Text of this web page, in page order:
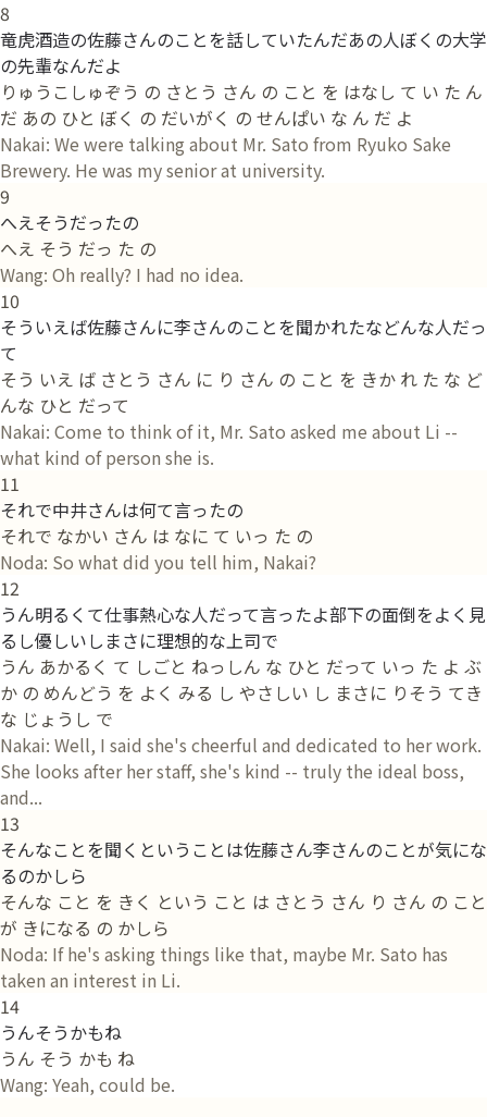
8
竜虎酒造の佐藤さんのことを話していたんだあの人ぼくの大学
の先輩なんだよ
りゅうこしゅぞう の さとう さん の こと を はなし て い た ん
だ あの ひと ぼく の だいがく の せんぱい な ん だ よ
Nakai: We were talking about Mr. Sato from Ryuko Sake
Brewery. He was my senior at university.
9
へえそうだったの
へえ そう だっ た の
Wang: Oh really? I had no idea.
10
そういえば佐藤さんに李さんのことを聞かれたなどんな人だっ
て
そう いえ ば さとう さん に り さん の こと を きか れ た な ど
んな ひと だって
Nakai: Come to think of it, Mr. Sato asked me about Li --
what kind of person she is.
11
それで中井さんは何て言ったの
それで なかい さん は なに て いっ た の
Noda: So what did you tell him, Nakai?
12
うん明るくて仕事熱心な人だって言ったよ部下の面倒をよく見
るし優しいしまさに理想的な上司で
うん あかるく て しごと ねっしん な ひと だって いっ た よ ぶ
か の めんどう を よく みる し やさしい し まさに りそう てき
な じょうし で
Nakai: Well, I said she's cheerful and dedicated to her work.
She looks after her staff, she's kind -- truly the ideal boss,
and...
13
そんなことを聞くということは佐藤さん李さんのことが気にな
るのかしら
そんな こと を きく という こと は さとう さん り さん の こと
が きになる の かしら
Noda: If he's asking things like that, maybe Mr. Sato has
taken an interest in Li.
14
うんそうかもね
うん そう かも ね
Wang: Yeah, could be.